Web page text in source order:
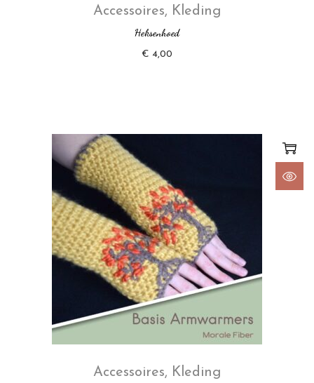
Accessoires, Kleding
Heksenhoed
€ 4,00
Accessoires, Kleding